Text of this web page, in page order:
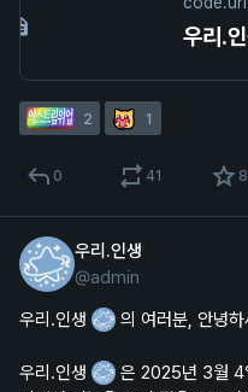
우리.
2 1
0 41 8
우리.인생
@admin
우리.인생
의 여러분, 안녕하
우리.인생
은 2025년 3월 4